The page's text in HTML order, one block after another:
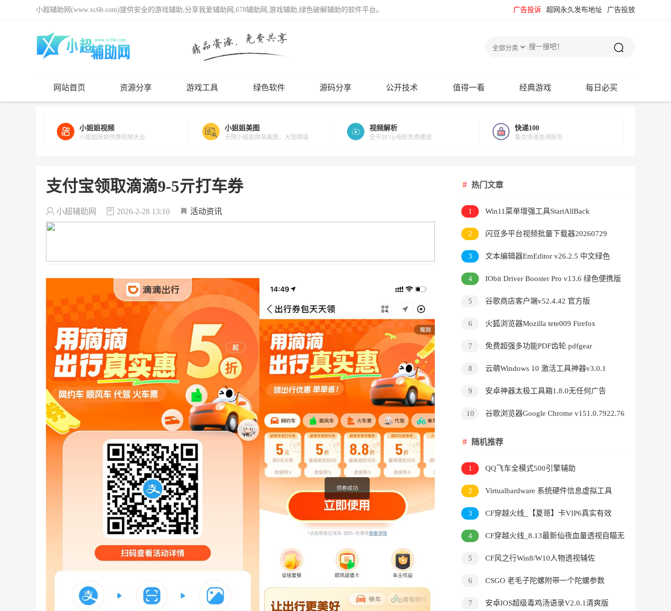
小超辅助网(www.xc6b.com)提供安全的游戏辅助,分享我爱辅助网,678辅助网,游戏辅助,绿色破解辅助的软件平台。 广告投放
超网永久发布地址
广告投诉
网站首页 资源分享 游戏工具 绿色软件 源码分享 公开技术 值得一看 经典游戏 每日必买
小姐姐视频
小姐姐妖娆热舞视频大全
小姐姐美图
无限小姐姐换装美图，大饱眼福
视频解析
全平台Vip电影免费播放
快递100
集合快递查询服务
支付宝领取滴滴9-5亓打车券
小超辅助网 2026-2-28 13:10 活动资讯
热门文章
1
Win11菜单增强工具StartAllBack
v3.9.24.5378直装版
2
闪豆多平台视频批量下载器20260729
3
文本编辑器EmEditor v26.2.5 中文绿色
版
4
IObit Driver Booster Pro v13.6 绿色便携版
5 谷歌商店客户端v52.4.42 官方版
6
火狐浏览器Mozilla tete009 Firefox
7
免费超强多功能PDF齿轮 pdfgear
8
云萌Windows 10 激活工具神器v3.0.1
9 安卓神器太极工具箱1.8.0无任何广告
10
谷歌浏览器Google Chrome v151.0.7922.76
随机推荐
1 QQ飞车全模式500引擎辅助
2 Virtualhardware 系统硬件信息虚拟工具
3 CF穿越火线_【夏哥】卡VIP6真实有效
4
CF穿越火线_8.13最新仙夜血量透视自瞄无
5
CF风之行Win8/W10人物透视辅佐
6 CSGO 老毛子陀螺附带一个陀螺参数
7 安卓IOS超级毒鸡汤语录V2.0.1清爽版